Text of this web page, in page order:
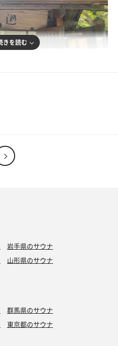
きを読む
岩手県のサウナ
山形県のサウナ
群馬県のサウナ
東京都のサウナ